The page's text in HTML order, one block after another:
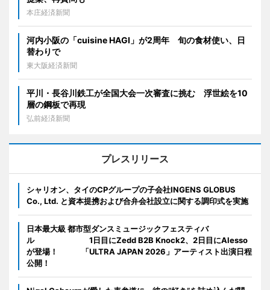
本庄経済新聞
河内小阪の「cuisine HAGI」が2周年 旬の食材使い、日
替わりで
東大阪経済新聞
平川・長谷川鉄工が全国大会一次審査に挑む 浮世絵を10
層の鋼板で再現
弘前経済新聞
プレスリリース
シャリオン、タイのCPグループの子会社INGENS GLOBUS
Co., Ltd. と資本提携および合弁会社設立に関する調印式を実施
日本最大級 都市型ダンスミュージックフェスティバ
ル 1日目にZedd B2B Knock2、2日目にAlesso
が登場！ 「ULTRA JAPAN 2026」アーティスト出演日程
公開！